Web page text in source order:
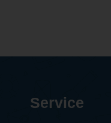
Service